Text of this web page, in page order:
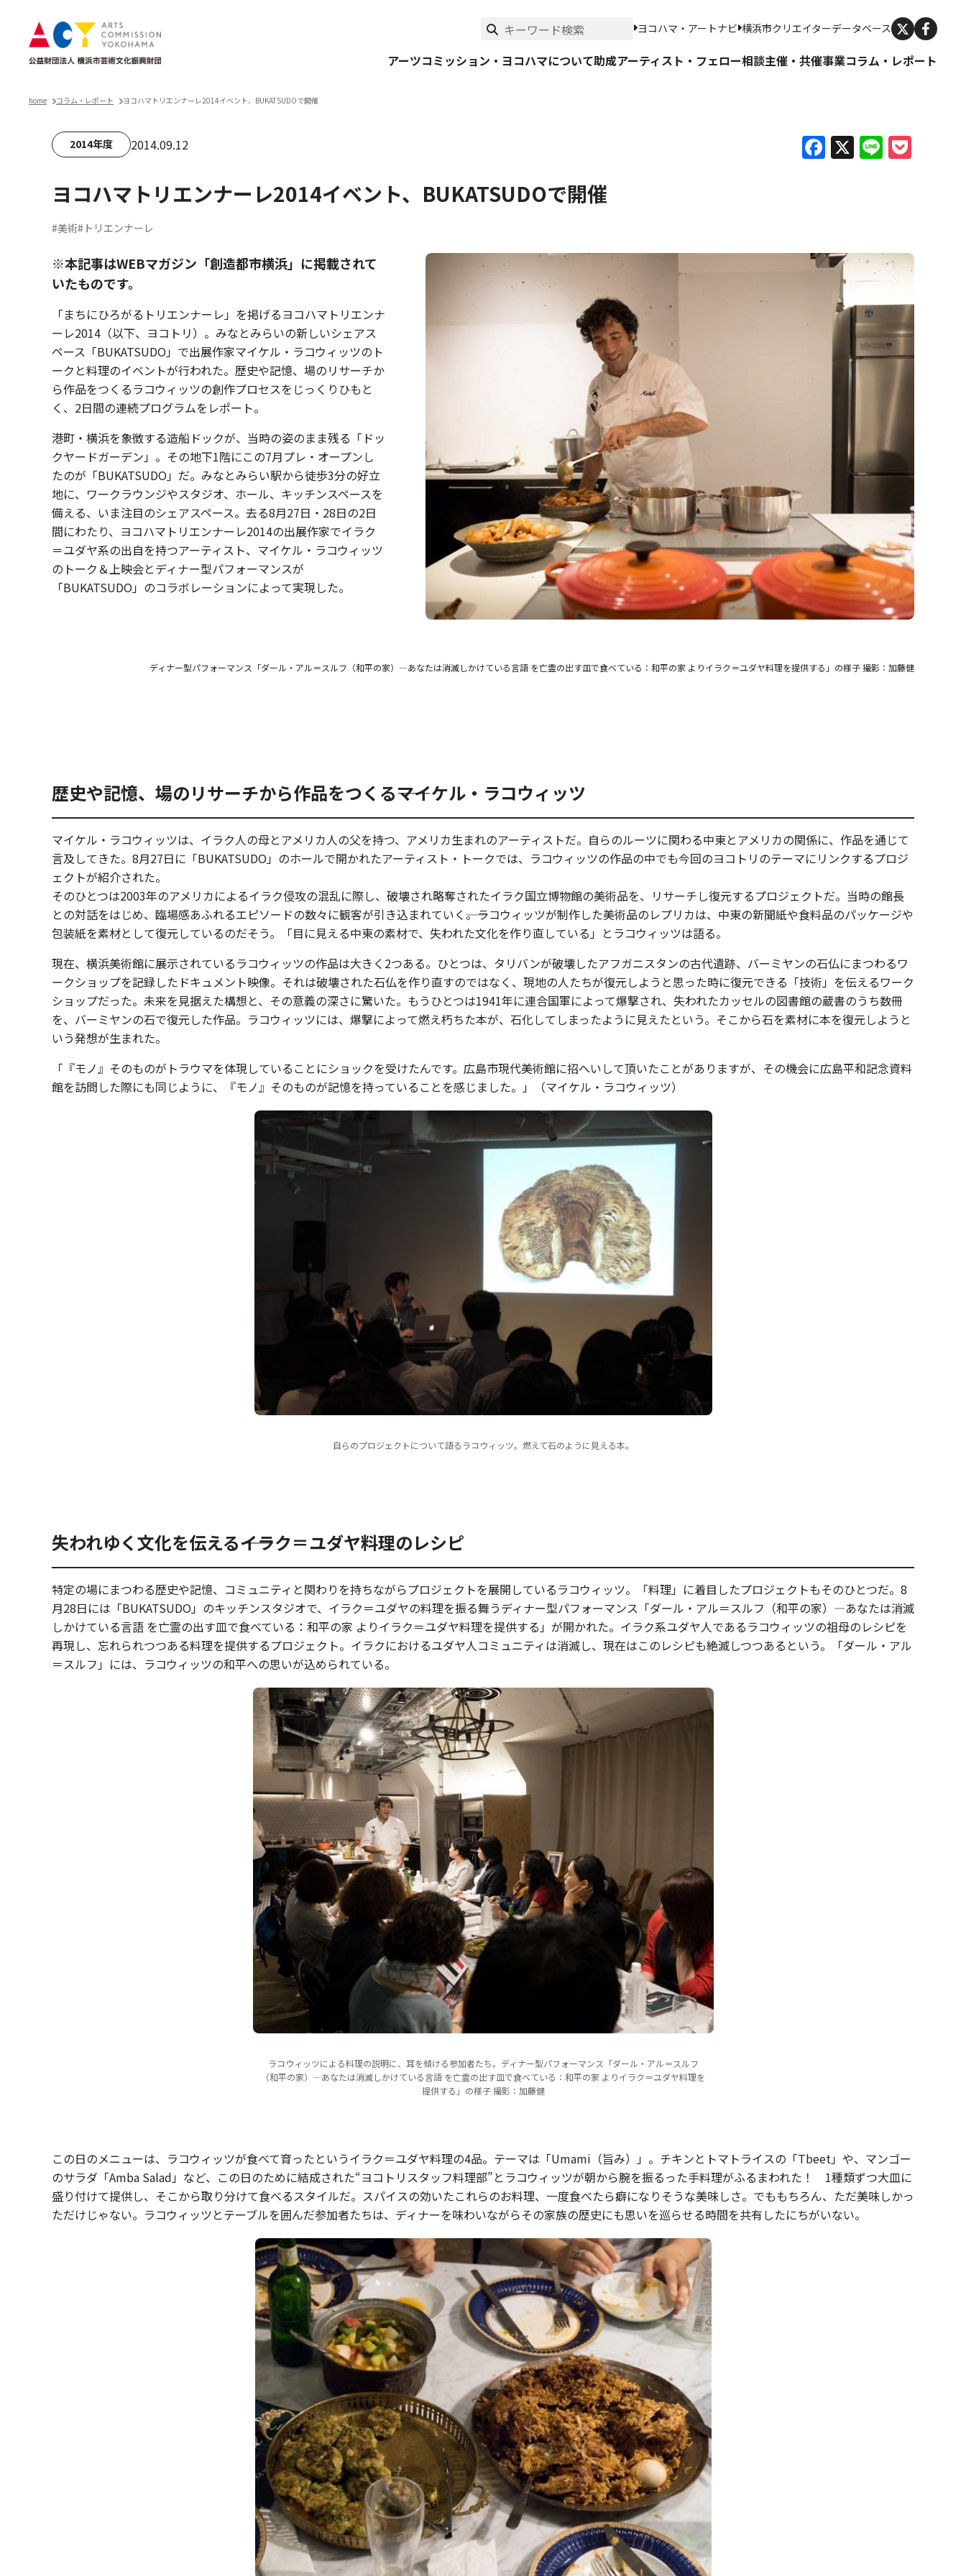
ヨコハマ・アートナビ 横浜市クリエイターデータベース
アーツコミッション・ヨコハマについて助成アーティスト・フェロー相談主催・共催事業コラム・レポート
home コラム・レポート ヨコハマトリエンナーレ2014イベント、BUKATSUDOで開催
2014年度 2014.09.12 Facebook
X Line
ヨコハマトリエンナーレ2014イベント、BUKATSUDOで開催
#美術#トリエンナーレ
※本記事はWEBマガジン「創造都市横浜」に掲載されて
いたものです。
「まちにひろがるトリエンナーレ」を掲げるヨコハマトリエンナ
ーレ2014（以下、ヨコトリ）。みなとみらいの新しいシェアス
ペース「BUKATSUDO」で出展作家マイケル・ラコウィッツのト
ークと料理のイベントが行われた。歴史や記憶、場のリサーチか
ら作品をつくるラコウィッツの創作プロセスをじっくりひもと
く、2日間の連続プログラムをレポート。
港町・横浜を象徴する造船ドックが、当時の姿のまま残る「ドッ
クヤードガーデン」。その地下1階にこの7月プレ・オープンし
たのが「BUKATSUDO」だ。みなとみらい駅から徒歩3分の好立
地に、ワークラウンジやスタジオ、ホール、キッチンスペースを
備える、いま注目のシェアスペース。去る8月27日・28日の2日
間にわたり、ヨコハマトリエンナーレ2014の出展作家でイラク
＝ユダヤ系の出自を持つアーティスト、マイケル・ラコウィッツ
のトーク＆上映会とディナー型パフォーマンスが
「BUKATSUDO」のコラボレーションによって実現した。
ディナー型パフォーマンス「ダール・アル＝スルフ（和平の家）―あなたは消滅しかけている言語 を亡霊の出す皿で食べている：和平の家 よりイラク＝ユダヤ料理を提供する」の様子 撮影：加藤健
歴史や記憶、場のリサーチから作品をつくる――マイケル・ラコウィッツ
マイケル・ラコウィッツは、イラク人の母とアメリカ人の父を持つ、アメリカ生まれのアーティストだ。自らのルーツに関わる中東とアメリカの関係に、作品を通じて
言及してきた。8月27日に「BUKATSUDO」のホールで開かれたアーティスト・トークでは、ラコウィッツの作品の中でも今回のヨコトリのテーマにリンクするプロジ
ェクトが紹介された。
そのひとつは2003年のアメリカによるイラク侵攻の混乱に際し、破壊され略奪されたイラク国立博物館の美術品を、リサーチし復元するプロジェクトだ。当時の館長
との対話をはじめ、臨場感あふれるエピソードの数々に観客が引き込まれていく――。ラコウィッツが制作した美術品のレプリカは、中東の新聞紙や食料品のパッケージや
包装紙を素材として復元しているのだそう。「目に見える中東の素材で、失われた文化を作り直している」とラコウィッツは語る。
現在、横浜美術館に展示されているラコウィッツの作品は大きく2つある。ひとつは、タリバンが破壊したアフガニスタンの古代遺跡、バーミヤンの石仏にまつわるワ
ークショップを記録したドキュメント映像。それは破壊された石仏を作り直すのではなく、現地の人たちが復元しようと思った時に復元できる「技術」を伝えるワーク
ショップだった。未来を見据えた構想と、その意義の深さに驚いた。もうひとつは1941年に連合国軍によって爆撃され、失われたカッセルの図書館の蔵書のうち数冊
を、バーミヤンの石で復元した作品。ラコウィッツには、爆撃によって燃え朽ちた本が、石化してしまったように見えたという。そこから石を素材に本を復元しようと
いう発想が生まれた。
「『モノ』そのものがトラウマを体現していることにショックを受けたんです。広島市現代美術館に招へいして頂いたことがありますが、その機会に広島平和記念資料
館を訪問した際にも同じように、『モノ』そのものが記憶を持っていることを感じました。」（マイケル・ラコウィッツ）
自らのプロジェクトについて語るラコウィッツ。燃えて石のように見える本。
失われゆく文化を伝える――イラク＝ユダヤ料理のレシピ
特定の場にまつわる歴史や記憶、コミュニティと関わりを持ちながらプロジェクトを展開しているラコウィッツ。「料理」に着目したプロジェクトもそのひとつだ。8
月28日には「BUKATSUDO」のキッチンスタジオで、イラク＝ユダヤの料理を振る舞うディナー型パフォーマンス「ダール・アル＝スルフ（和平の家）―あなたは消滅
しかけている言語 を亡霊の出す皿で食べている：和平の家 よりイラク＝ユダヤ料理を提供する」が開かれた。イラク系ユダヤ人であるラコウィッツの祖母のレシピを
再現し、忘れられつつある料理を提供するプロジェクト。イラクにおけるユダヤ人コミュニティは消滅し、現在はこのレシピも絶滅しつつあるという。「ダール・アル
＝スルフ」には、ラコウィッツの和平への思いが込められている。
ラコウィッツによる料理の説明に、耳を傾ける参加者たち。ディナー型パフォーマンス「ダール・アル＝スルフ
（和平の家）―あなたは消滅しかけている言語 を亡霊の出す皿で食べている：和平の家 よりイラク＝ユダヤ料理を
提供する」の様子 撮影：加藤健
この日のメニューは、ラコウィッツが食べて育ったというイラク＝ユダヤ料理の4品。テーマは「Umami（旨み）」。チキンとトマトライスの「Tbeet」や、マンゴー
のサラダ「Amba Salad」など、この日のために結成された“ヨコトリスタッフ料理部”とラコウィッツが朝から腕を振るった手料理がふるまわれた！ 1種類ずつ大皿に
盛り付けて提供し、そこから取り分けて食べるスタイルだ。スパイスの効いたこれらのお料理、一度食べたら癖になりそうな美味しさ。でももちろん、ただ美味しかっ
ただけじゃない。ラコウィッツとテーブルを囲んだ参加者たちは、ディナーを味わいながらその家族の歴史にも思いを巡らせる時間を共有したにちがいない。